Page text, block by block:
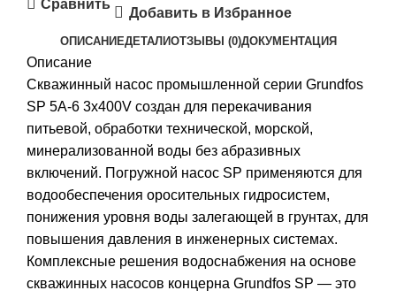
Сравнить
Добавить в Избранное
ОПИСАНИЕДЕТАЛИОТЗЫВЫ (0)ДОКУМЕНТАЦИЯ
Описание
Скважинный насос промышленной серии Grundfos
SP 5A-6 3x400V создан для перекачивания
питьевой, обработки технической, морской,
минерализованной воды без абразивных
включений. Погружной насос SP применяются для
водообеспечения оросительных гидросистем,
понижения уровня воды залегающей в грунтах, для
повышения давления в инженерных системах.
Комплексные решения водоснабжения на основе
скважинных насосов концерна Grundfos SP — это